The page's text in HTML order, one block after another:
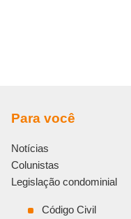
Para você
Notícias
Colunistas
Legislação condominial
Código Civil